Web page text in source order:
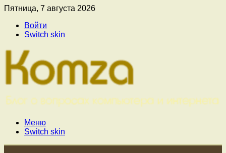
Пятница, 7 августа 2026
Войти
Switch skin
Меню
Switch skin